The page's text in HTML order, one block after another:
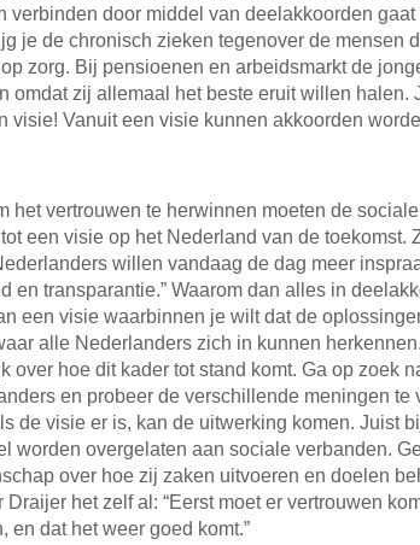
verbinden door middel van deelakkoorden
je de chronisch zieken tegenover de mensen
zorg. Bij pensioenen en arbeidsmarkt de
omdat zij allemaal het beste eruit willen halen.
visie! Vanuit een visie kunnen akkoorden
het vertrouwen te herwinnen moeten de
een visie op het Nederland van de toekomst.
willen vandaag de dag meer
en transparantie.” Waarom dan alles in
een visie waarbinnen je wilt dat de
alle Nederlanders zich in kunnen
over hoe dit kader tot stand komt. Ga op zoek
en probeer de verschillende meningen te
de visie er is, kan de uitwerking komen. Juist
worden overgelaten aan sociale verbanden.
over hoe zij zaken uitvoeren en doelen
Draijer het zelf al: “Eerst moet er vertrouwen
en dat het weer goed komt.”